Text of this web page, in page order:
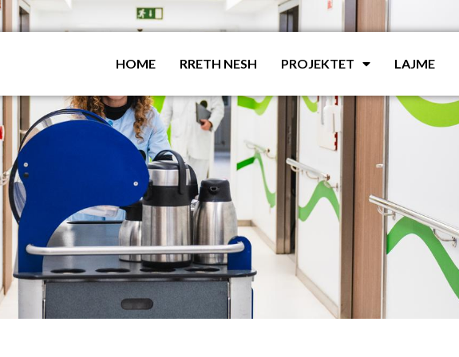
HOME RRETH NESH PROJEKTET LAJME